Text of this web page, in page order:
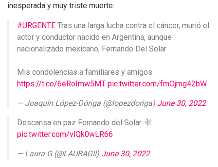
inesperada y muy triste muerte:
#URGENTE Tras una larga lucha contra el cáncer, murió el
actor y conductor nacido en Argentina, aunque
nacionalizado mexicano, Fernando Del Solar
Mis condolencias a familiares y amigos
https://t.co/6eRoImw5MT pic.twitter.com/fmOjmg42bW
— Joaquín López-Dóriga (@lopezdoriga) June 30, 2022
Descansa en paz Fernando del Solar
pic.twitter.com/vlQk0wLR66
— Laura G (@LAURAGII) June 30, 2022